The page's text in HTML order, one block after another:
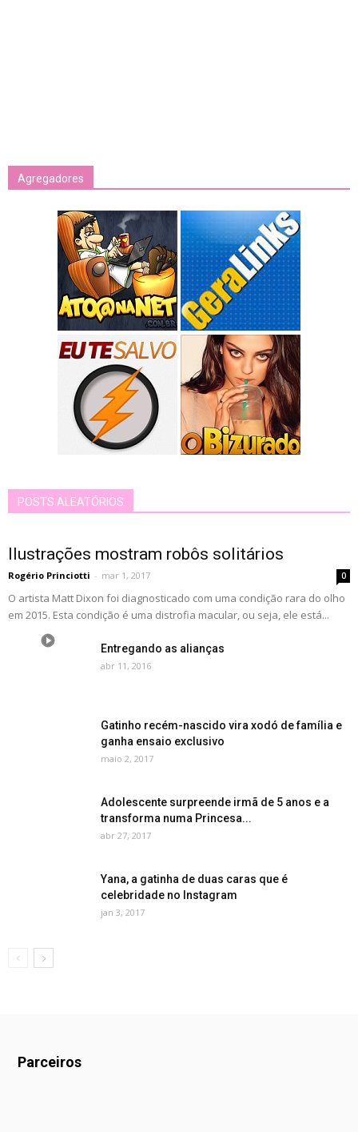
Agregadores
POSTS ALEATÓRIOS
Ilustrações mostram robôs solitários
Rogério Princiotti - mar 1, 2017 0
O artista Matt Dixon foi diagnosticado com uma condição rara do olho
em 2015. Esta condição é uma distrofia macular, ou seja, ele está...
Entregando as alianças
abr 11, 2016
Gatinho recém-nascido vira xodó de família e
ganha ensaio exclusivo
maio 2, 2017
Adolescente surpreende irmã de 5 anos e a
transforma numa Princesa...
abr 27, 2017
Yana, a gatinha de duas caras que é
celebridade no Instagram
jan 3, 2017
Parceiros